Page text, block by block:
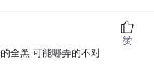
全黑 可能哪弄的不对
赞